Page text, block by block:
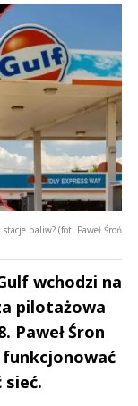
paliw? (fot. Paweł Śroń
wchodzi na
pilotażowa
Paweł Śron